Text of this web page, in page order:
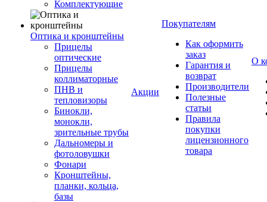
Комплектующие
Оптика и кронштейны
Прицелы
оптические
Прицелы
коллиматорные
ПНВ и
тепловизоры
Бинокли,
монокли,
зрительные трубы
Дальномеры и
фотоловушки
Фонари
Кронштейны,
планки, кольца,
базы
Акции
Покупателям
Как оформить
заказ
Гарантия и
возврат
Производители
Полезные
статьи
Правила
покупки
лицензионного
товара
О